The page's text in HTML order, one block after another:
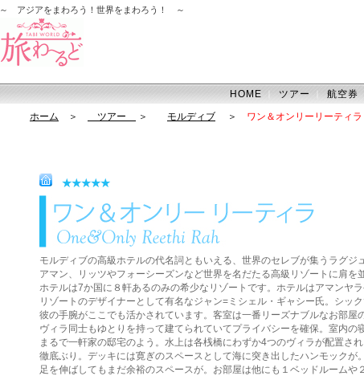
～ アジアをまわろう！世界をまわろう！ ～
HOME ツアー 航空券
ホーム ＞ ツアー ＞ モルディブ ＞ ワン＆オンリーリーティラ
★★★★★
モルディブの高級ホテルの代名詞ともいえる、世界のセレブが集うラグジ
アマン、リッツやフォーシーズンなど世界を名だたる高級リゾートに肩を
ホテルは7か国に８軒あるのみの希少なリゾートです。ホテルはアマンヤ
リゾートのデザイナーとして有名なジャン=ミシェル・ギャシー氏。シッ
彼の手腕がここでも活かされています。客室は一番リーズナブルなお部屋
ヴィラ同士もゆとりを持って建てられていてプライバシーを確保。室内
まるで一軒家の邸宅のよう。水上は各桟橋にわずか4つのヴィラが配置さ
徹底ぶり。デッキには寛ぎのスペースとして海に突き出したハンモックが
足を伸ばしてもまだ余裕のスペースが。お部屋は他にも１ベッドルーム